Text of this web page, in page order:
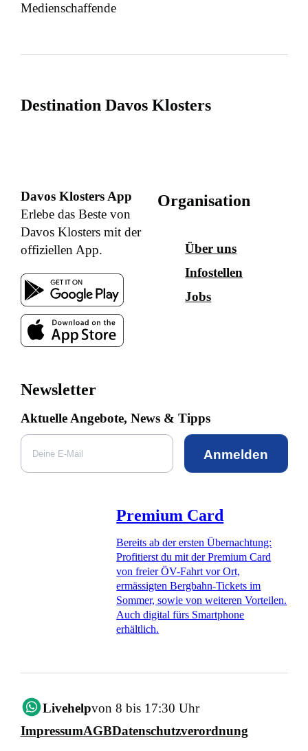
Medienschaffende
Destination Davos Klosters
Davos Klosters App
Erlebe das Beste von
Davos Klosters mit der
offiziellen App.
Organisation
Über uns
Infostellen
Jobs
Newsletter
Aktuelle Angebote, News & Tipps
Anmelden
Premium Card
Bereits ab der ersten Übernachtung:
Profitierst du mit der Premium Card
von freier ÖV-Fahrt vor Ort,
ermässigten Bergbahn-Tickets im
Sommer, sowie von weiteren Vorteilen.
Auch digital fürs Smartphone
erhältlich.
Livehelpvon 8 bis 17:30 Uhr
ImpressumAGBDatenschutzverordnung